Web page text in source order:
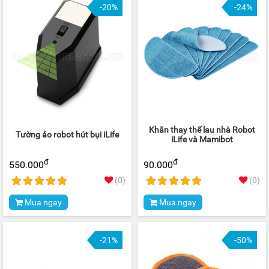
-20%
Tường ảo robot hút bụi iLife
550.000đ
(0)
Mua ngay
-24%
Khăn thay thế lau nhà Robot
iLife và Mamibot
90.000đ
(0)
Mua ngay
-21% -50%